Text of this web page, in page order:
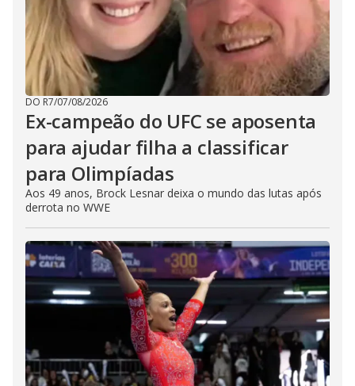
DO R7/07/08/2026
Ex-campeão do UFC se aposenta
para ajudar filha a classificar
para Olimpíadas
Aos 49 anos, Brock Lesnar deixa o mundo das lutas após
derrota no WWE